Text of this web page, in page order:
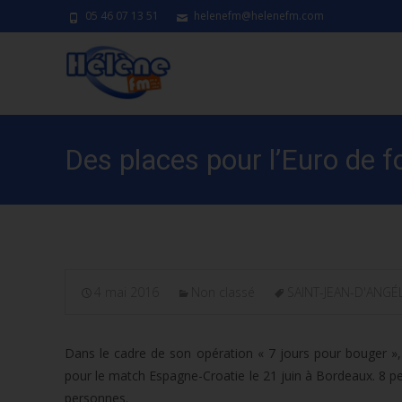
05 46 07 13 51 helenefm@helenefm.com
Des places pour l’Euro
Dans le cadre de son opération « 7 jours pour bouger
pour le match Espagne-Croatie le 21 juin à Bordeaux. 8
personnes.